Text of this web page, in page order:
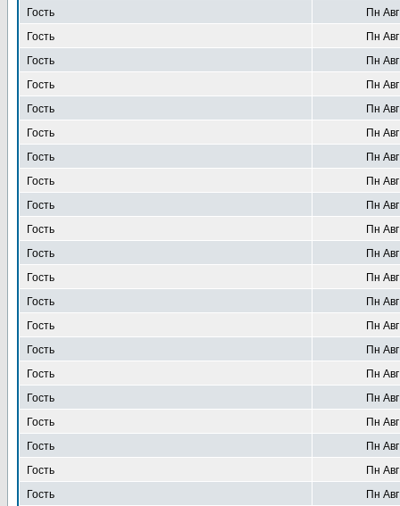
Гость
Пн
Гость
Пн
Гость
Пн
Гость
Пн
Гость
Пн
Гость
Пн
Гость
Пн
Гость
Пн
Гость
Пн
Гость
Пн
Гость
Пн
Гость
Пн
Гость
Пн
Гость
Пн
Гость
Пн
Гость
Пн
Гость
Пн
Гость
Пн
Гость
Пн
Гость
Пн
Гость
Пн